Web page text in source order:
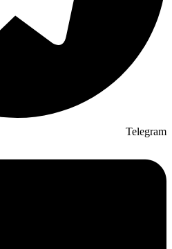
Telegram